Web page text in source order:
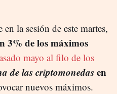
en la sesión de este martes,
3% de los máximos
mayo al filo de los
de las criptomonedasen
nuevos máximos.